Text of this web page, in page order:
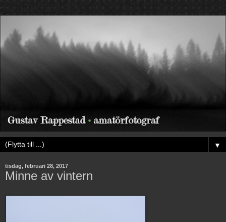
▼
tisdag, februari 28, 2017
Minne av vintern